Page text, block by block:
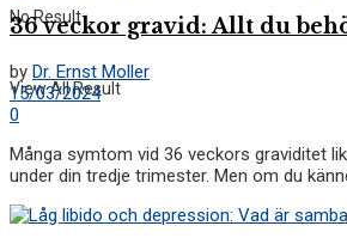
No Result
View All Result
36 veckor gravid: Allt du
by Dr. Ernst Moller
15/03/2024
0
Många symtom vid 36 veckors graviditet
under din tredje trimester. Men om du